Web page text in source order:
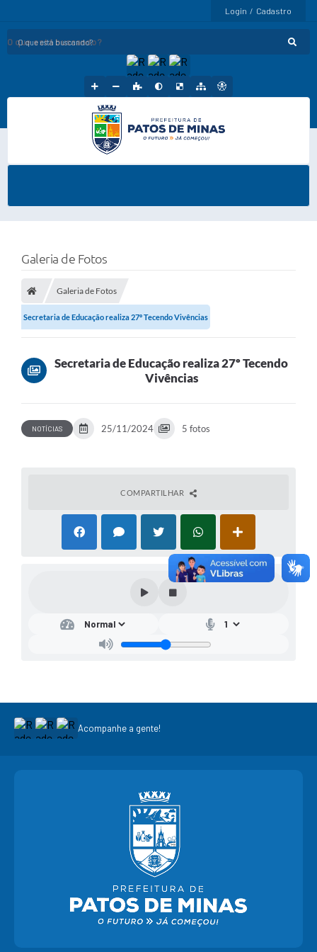
Login / Cadastro
O que está buscando?
Galeria de Fotos
Galeria de Fotos
Secretaria de Educação realiza 27º Tecendo Vivências
Secretaria de Educação realiza 27º Tecendo
Vivências
NOTÍCIAS 25/11/2024 5 fotos
COMPARTILHAR
Acompanhe a gente!